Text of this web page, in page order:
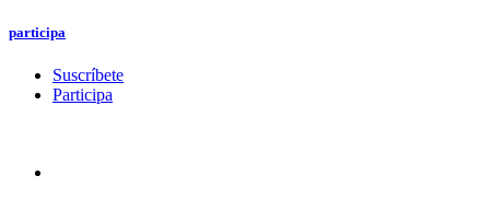
participa
Suscríbete
Participa